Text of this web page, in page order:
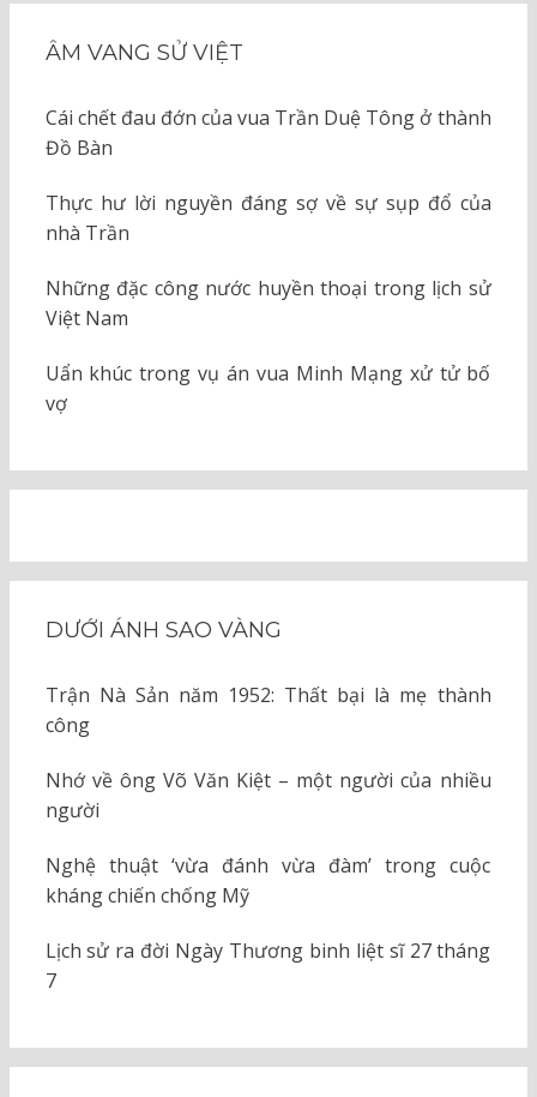
ÂM VANG SỬ VIỆT
Cái chết đau đớn của vua Trần Duệ Tông ở thành
Đồ Bàn
Thực hư lời nguyền đáng sợ về sự sụp đổ của
nhà Trần
Những đặc công nước huyền thoại trong lịch sử
Việt Nam
Uẩn khúc trong vụ án vua Minh Mạng xử tử bố
vợ
DƯỚI ÁNH SAO VÀNG
Trận Nà Sản năm 1952: Thất bại là mẹ thành
công
Nhớ về ông Võ Văn Kiệt – một người của nhiều
người
Nghệ thuật ‘vừa đánh vừa đàm’ trong cuộc
kháng chiến chống Mỹ
Lịch sử ra đời Ngày Thương binh liệt sĩ 27 tháng
7